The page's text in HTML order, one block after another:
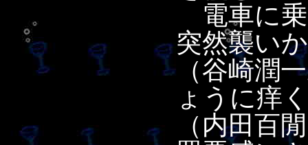
電車に
突然襲い
（谷崎潤
ょうに痒
（内田百